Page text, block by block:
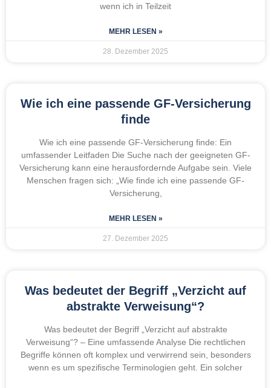
wenn ich in Teilzeit
MEHR LESEN »
28. Dezember 2025
Wie ich eine passende GF-Versicherung
finde
Wie ich eine passende GF-Versicherung finde: Ein
umfassender Leitfaden Die Suche nach der geeigneten GF-
Versicherung kann eine herausfordernde Aufgabe sein. Viele
Menschen fragen sich: „Wie finde ich eine passende GF-
Versicherung,
MEHR LESEN »
27. Dezember 2025
Was bedeutet der Begriff „Verzicht auf
abstrakte Verweisung“?
Was bedeutet der Begriff „Verzicht auf abstrakte
Verweisung“? – Eine umfassende Analyse Die rechtlichen
Begriffe können oft komplex und verwirrend sein, besonders
wenn es um spezifische Terminologien geht. Ein solcher